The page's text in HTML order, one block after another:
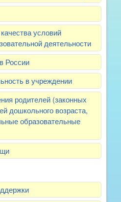
условий
деятельности
России
в учреждении
родителей (законных
дошкольного возраста,
образовательные